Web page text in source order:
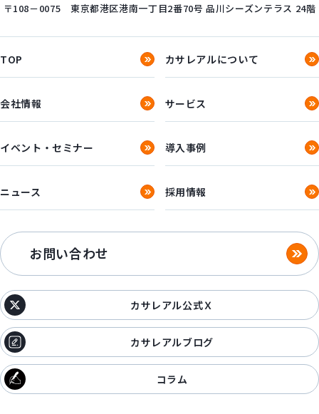
〒108－0075 東京都港区港南一丁目2番70号 品川シーズンテラス 24階
TOP カサレアルについて
会社情報 サービス
イベント・セミナー 導入事例
ニュース 採用情報
お問い合わせ
カサレアル公式Ｘ
カサレアルブログ
コラム